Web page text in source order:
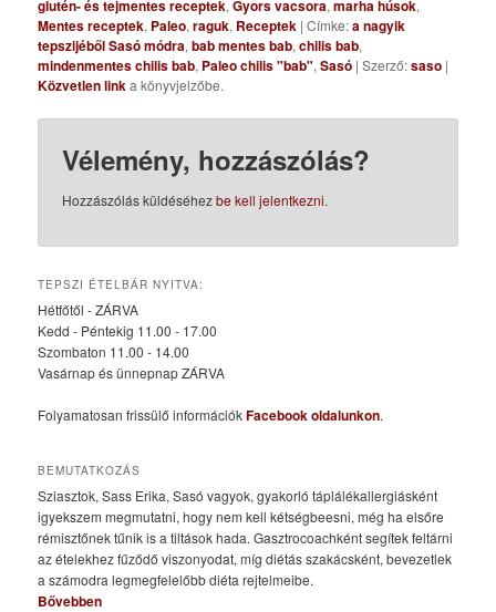
glutén- és tejmentes receptek,Gyors vacsora,marha húsok,
Mentes receptek, Paleo,raguk, Receptek | Címke:a nagyik
tepszijéből Sasó módra,bab mentes bab,chilis bab,
mindenmentes chilis bab, Paleo chilis "bab",Sasó | Szerző:saso |
Közvetlen linka könyvjelzőbe.
Vélemény, hozzászólás?
Hozzászólás küldéséhezbe kell jelentkezni.
TEPSZI ÉTELBÁR NYITVA:
Hétfőtől - ZÁRVA
Kedd - Péntekig 11.00 - 17.00
Szombaton 11.00 - 14.00
Vasárnap és ünnepnap ZÁRVA
Folyamatosan frissülő információkFacebook oldalunkon.
BEMUTATKOZÁS
Sziasztok, Sass Erika, Sasó vagyok, gyakorló táplálékallergiásként
igyekszem megmutatni, hogy nem kell kétségbeesni, még ha elsőre
rémisztőnek tűnik is a tiltások hada. Gasztrocoachként segítek feltárni
az ételekhez fűződő viszonyodat, míg diétás szakácsként, bevezetlek
a számodra legmegfelelőbb diéta rejtelmeibe.
Bővebben